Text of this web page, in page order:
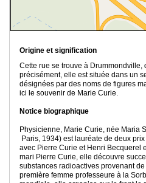
Origine et signification
Cette rue se trouve à
précisément, elle est située dans un
désignées par des noms de figures
ici le souvenir de Marie Curie.
Notice biographique
Physicienne, Marie Curie, née Maria
Paris, 1934) est lauréate de deux
avec Pierre Curie et Henri Becquerel
mari Pierre Curie, elle découvre
substances radioactives provenant
première femme professeure à la